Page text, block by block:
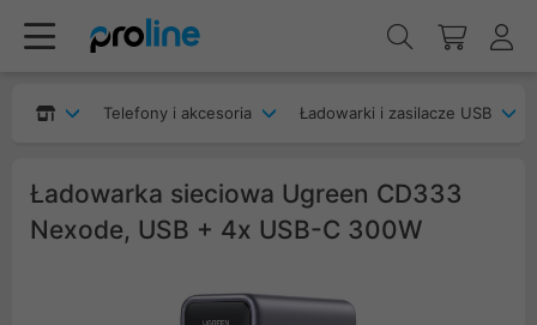
Telefony i akcesoria Ładowarki i zasilacze USB
Ładowarka sieciowa Ugreen CD333
Nexode, USB + 4x USB-C 300W